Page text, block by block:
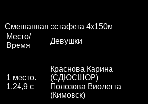
Смешанная эстафета 4х150м
Место/
Время
Девушки
1 место.
1.24,9 с
Краснова Карина
(СДЮСШОР)
Полозова Виолетта
(Кимовск)